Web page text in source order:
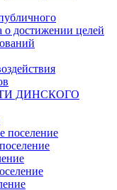
о достижении целей
ДИНСКОГО
поселение